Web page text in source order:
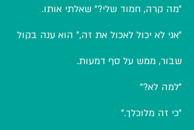
"מה קרה, חמוד שלי?" שאלתי אותו.
"אני לא יכול לאכול את זה," הוא ענה בקול
שבור, ממש על סף דמעות.
"למה לא?"
"כי זה מלוכלך."